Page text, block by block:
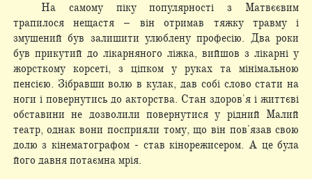
На самому піку популярності з Матвєєвим
трапилося нещастя – він отримав тяжку травму і
змушений був залишити улюблену професію. Два роки
був прикутий до лікарняного ліжка, вийшов з лікарні у
жорсткому корсеті, з ціпком у руках та мінімальною
пенсією. Зібравши волю в кулак, дав собі слово стати на
ноги і повернутись до акторства. Стан здоров'я і життєві
обставини не дозволили повернутися у рідний Малий
театр, однак вони посприяли тому, що він пов'язав свою
долю з кінематографом - став кінорежисером. А це була
його давня потаємна мрія.